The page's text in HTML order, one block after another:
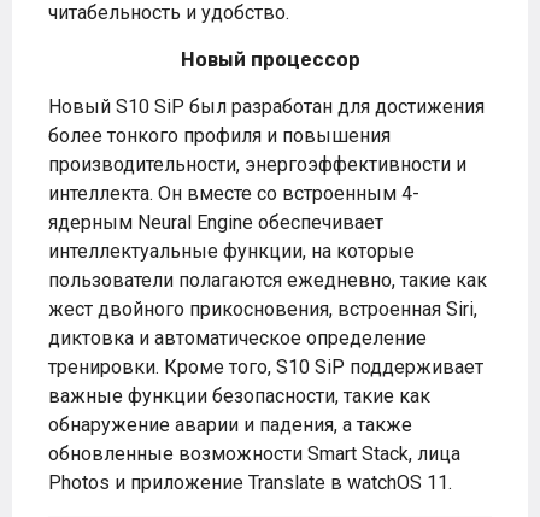
читабельность и удобство.
Новый процессор
Новый S10 SiP был разработан для достижения
более тонкого профиля и повышения
производительности, энергоэффективности и
интеллекта. Он вместе со встроенным 4-
ядерным Neural Engine обеспечивает
интеллектуальные функции, на которые
пользователи полагаются ежедневно, такие как
жест двойного прикосновения, встроенная Siri,
диктовка и автоматическое определение
тренировки. Кроме того, S10 SiP поддерживает
важные функции безопасности, такие как
обнаружение аварии и падения, а также
обновленные возможности Smart Stack, лица
Photos и приложение Translate в watchOS 11.